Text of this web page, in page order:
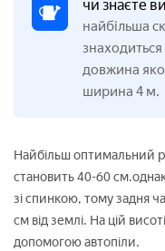
чи знаєте
найбільша
довжина
ширина 4 м.
Найбільш оптимальний
становить 40-60
зі спинкою, тому задня
см від землі. На цій
допомогою автопіли.